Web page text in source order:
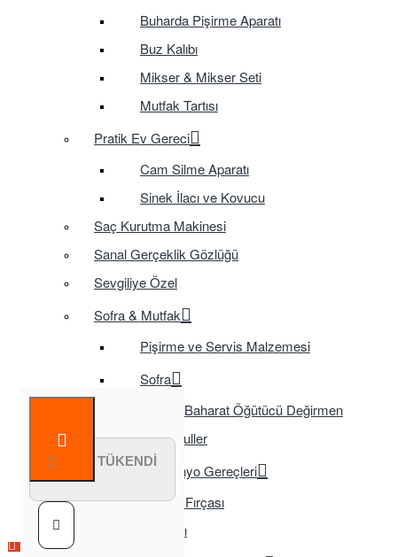
Buharda Pişirme Aparatı
Buz Kalıbı
Mikser & Mikser Seti
Mutfak Tartısı
Pratik Ev Gereci
Cam Silme Aparatı
Sinek İlacı ve Kovucu
Saç Kurutma Makinesi
Sanal Gerçeklik Gözlüğü
Sevgiliye Özel
Sofra & Mutfak
Pişirme ve Servis Malzemesi
Sofra
Baharat Öğütücü Değirmen
Tasarruflu Ampuller
Temizlik ve Banyo Gereçleri
Tuvalet Fırçası
TV Aksesuarları
STOK TÜKENDİ
Çok Satılan Ürün
Çok Satılan Ürün